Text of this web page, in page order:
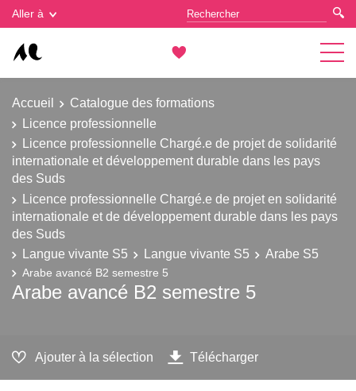
Aller à
Accueil
Catalogue des formations
Licence professionnelle
Licence professionnelle Chargé.e de projet de solidarité
internationale et développement durable dans les pays
des Suds
Licence professionnelle Chargé.e de projet en solidarité
internationale et de développement durable dans les pays
des Suds
Langue vivante S5
Langue vivante S5 Arabe S5
Arabe avancé B2 semestre 5
Arabe avancé B2 semestre 5
Ajouter à la sélection Télécharger
Gestion des cookies